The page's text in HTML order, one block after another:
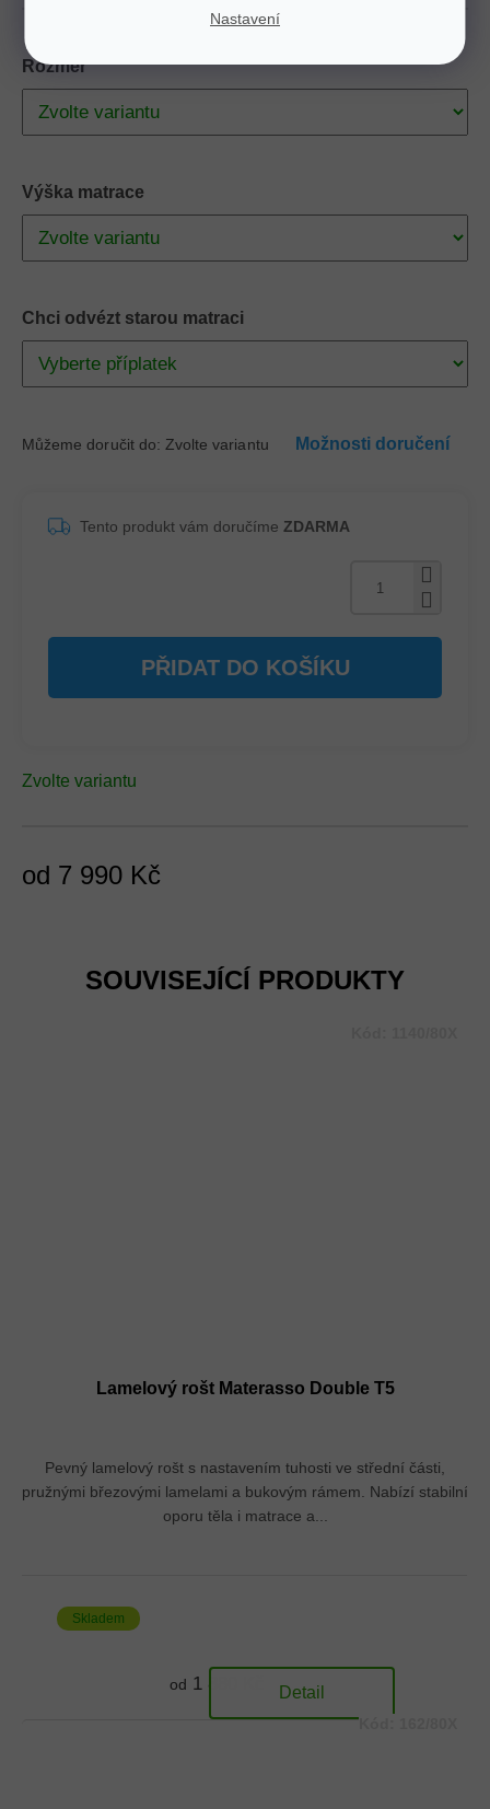
Nastavení
od 7 990 Kč
Zvolte variantu
Rozměr
Výška matrace
Chci odvézt starou matraci
Můžeme doručit do: Zvolte variantu Možnosti doručení
PŘIDAT DO KOŠÍKU
Tento produkt vám doručíme ZDARMA
SOUVISEJÍCÍ PRODUKTY
Lamelový rošt Materasso Double T5
Pevný lamelový rošt s nastavením tuhosti ve střední části,
pružnými březovými lamelami a bukovým rámem. Nabízí stabilní
oporu těla i matrace a...
Skladem
od 1 880 Kč Detail